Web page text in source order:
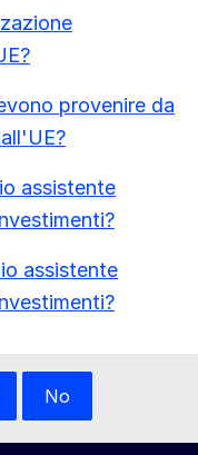
provenire da
assistente
assistente
No